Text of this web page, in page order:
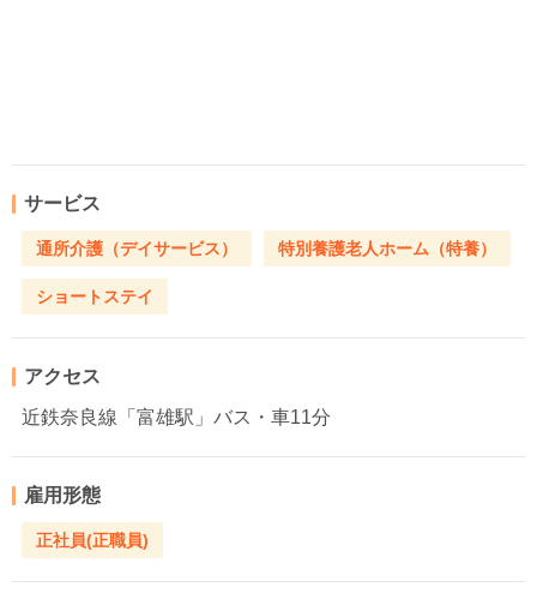
サービス
通所介護（デイサービス） 特別養護老人ホーム（特養）
ショートステイ
アクセス
近鉄奈良線「富雄駅」バス・車11分
雇用形態
正社員(正職員)